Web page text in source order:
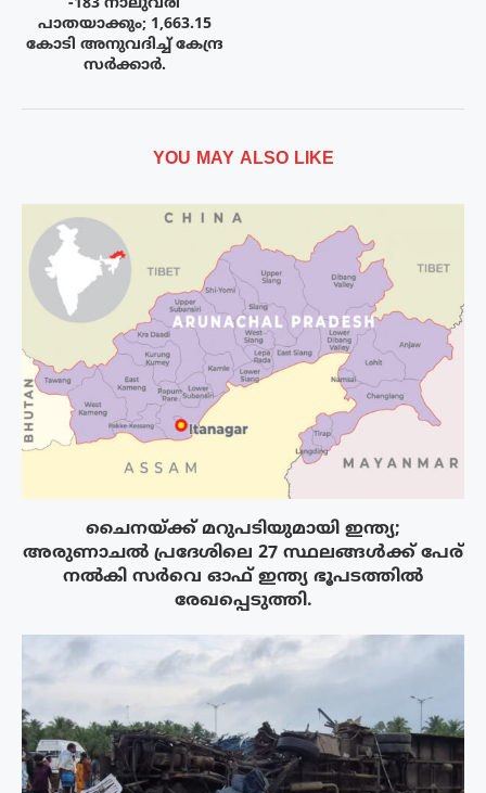
-183 നാലുവരി
പാതയാക്കും; 1,663.15
കോടി അനുവദിച്ച് കേന്ദ്ര
സർക്കാർ.
YOU MAY ALSO LIKE
ചൈനയ്ക്ക് മറുപടിയുമായി ഇന്ത്യ;
അരുണാചൽ പ്രദേശിലെ 27 സ്ഥലങ്ങൾക്ക് പേര്
നൽകി സർവെ ഓഫ് ഇന്ത്യ ഭൂപടത്തിൽ
രേഖപ്പെടുത്തി.